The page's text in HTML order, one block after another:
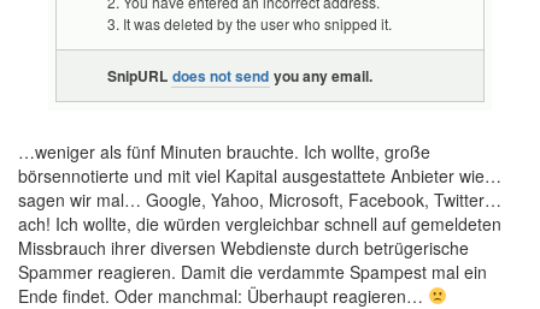
…weniger als fünf Minuten brauchte. Ich wollte, große
börsennotierte und mit viel Kapital ausgestattete Anbieter wie…
sagen wir mal… Google, Yahoo, Microsoft, Facebook, Twitter…
ach! Ich wollte, die würden vergleichbar schnell auf gemeldeten
Missbrauch ihrer diversen Webdienste durch betrügerische
Spammer reagieren. Damit die verdammte Spampest mal ein
Ende findet. Oder manchmal: Überhaupt reagieren…